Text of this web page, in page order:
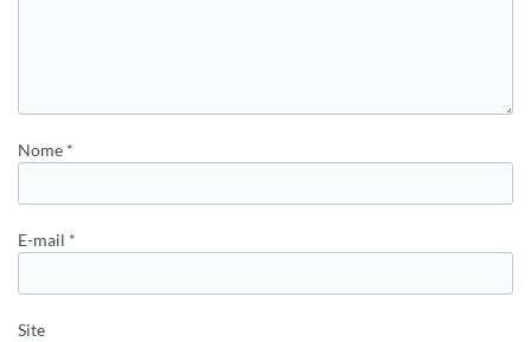
Nome *
E-mail *
Site